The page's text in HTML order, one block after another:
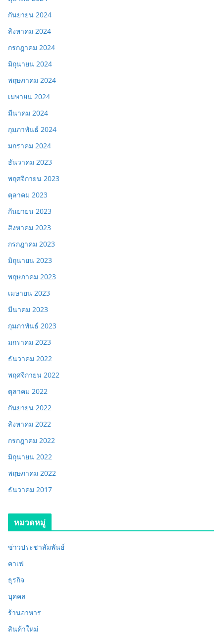
กันยายน 2024
สิงหาคม 2024
กรกฎาคม 2024
มิถุนายน 2024
พฤษภาคม 2024
เมษายน 2024
มีนาคม 2024
กุมภาพันธ์ 2024
มกราคม 2024
ธันวาคม 2023
พฤศจิกายน 2023
ตุลาคม 2023
กันยายน 2023
สิงหาคม 2023
กรกฎาคม 2023
มิถุนายน 2023
พฤษภาคม 2023
เมษายน 2023
มีนาคม 2023
กุมภาพันธ์ 2023
มกราคม 2023
ธันวาคม 2022
พฤศจิกายน 2022
ตุลาคม 2022
กันยายน 2022
สิงหาคม 2022
กรกฎาคม 2022
มิถุนายน 2022
พฤษภาคม 2022
ธันวาคม 2017
หมวดหมู่
ข่าวประชาสัมพันธ์
คาเฟ่
ธุรกิจ
บุคคล
ร้านอาหาร
สินค้าใหม่